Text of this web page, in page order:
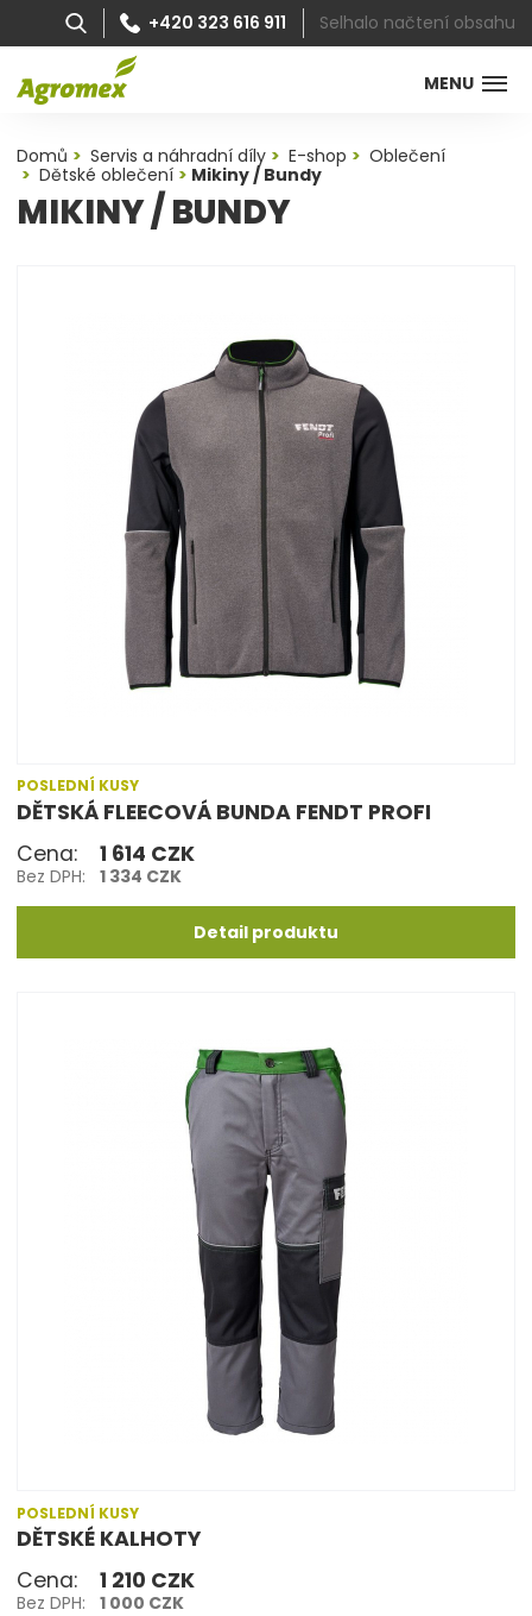
MENU
+420 323 616 911 Selhalo načtení obsahu
Domů Servis a náhradní díly E-shop
Oblečení
Dětské oblečení
Mikiny / Bundy
MIKINY / BUNDY
POSLEDNÍ KUSY
DĚTSKÁ FLEECOVÁ BUNDA FENDT PROFI
Cena:
1 614 CZK
Bez DPH: 1 334 CZK
Detail produktu
POSLEDNÍ KUSY
DĚTSKÉ KALHOTY
Cena:
1 210 CZK
Bez DPH: 1 000 CZK